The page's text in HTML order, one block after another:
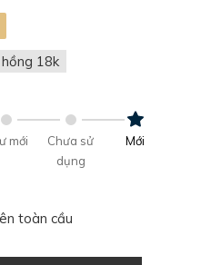
18k
mới
Chưa sử
dụng
Mới
toàn cầu